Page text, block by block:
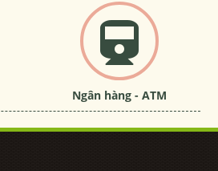
Ngân hàng - ATM